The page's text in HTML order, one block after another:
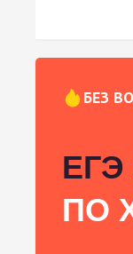
БЕЗ
ЕГЭ
ПО